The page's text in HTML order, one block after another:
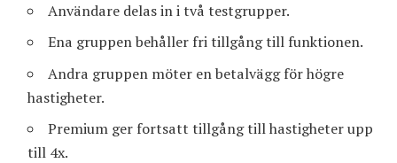
Användare delas in i två testgrupper.
Ena gruppen behåller fri tillgång till funktionen.
Andra gruppen möter en betalvägg för högre
hastigheter.
Premium ger fortsatt tillgång till hastigheter upp
till 4x.